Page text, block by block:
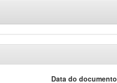
Data do documento